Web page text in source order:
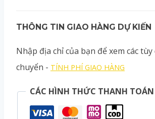
THÔNG TIN GIAO HÀNG DỰ KIẾN
Nhập địa chỉ của bạn để xem các
chuyển - TÍNH PHÍ GIAO HÀNG
CÁC HÌNH THỨC THANH TOÁN